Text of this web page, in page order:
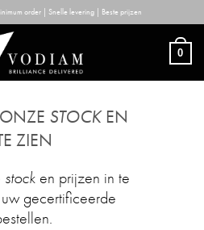
order | Snelle levering | Beste prijzen
0
STOCKEN
ZIEN
stock en prijzen in te
gecertificeerde